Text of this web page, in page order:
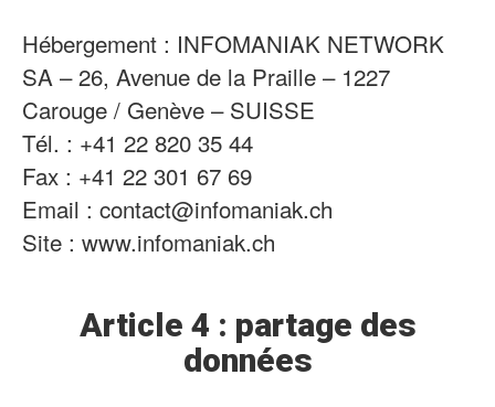
Hébergement : INFOMANIAK NETWORK
SA – 26, Avenue de la Praille – 1227
Carouge / Genève – SUISSE
Tél. : +41 22 820 35 44
Fax : +41 22 301 67 69
Email : contact@infomaniak.ch
Site : www.infomaniak.ch
Article 4 : partage des
données